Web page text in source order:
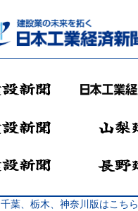
千葉、栃木、神奈川版はこちら